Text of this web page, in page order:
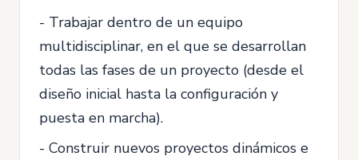
- Trabajar dentro de un equipo
multidisciplinar, en el que se desarrollan
todas las fases de un proyecto (desde el
diseño inicial hasta la configuración y
puesta en marcha).
- Construir nuevos proyectos dinámicos e